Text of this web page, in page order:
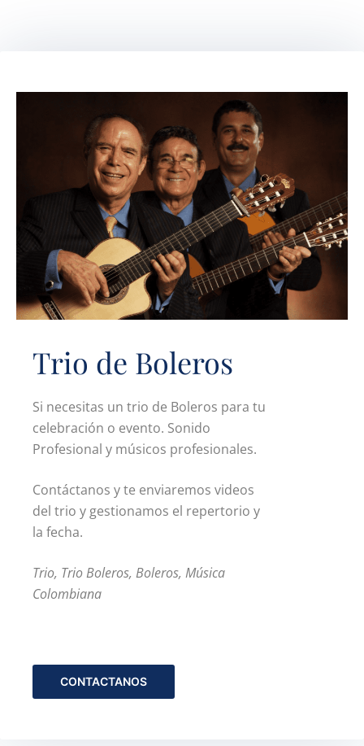
Trio de Boleros
Si necesitas un trio de Boleros para tu
celebración o evento. Sonido
Profesional y músicos profesionales.
Contáctanos y te enviaremos videos
del trio y gestionamos el repertorio y
la fecha.
Trio, Trio Boleros, Boleros, Música
Colombiana
CONTACTANOS